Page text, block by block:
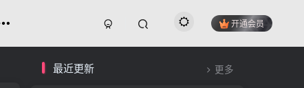
开通会员
最近更新 更多